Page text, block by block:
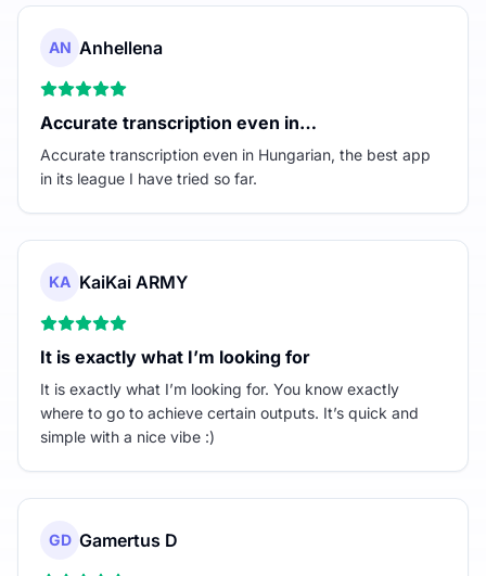
AN Anhellena
Accurate transcription even in…
Accurate transcription even in Hungarian, the best app
in its league I have tried so far.
KA KaiKai ARMY
It is exactly what I’m looking for
It is exactly what I’m looking for. You know exactly
where to go to achieve certain outputs. It’s quick and
simple with a nice vibe :)
GD Gamertus D